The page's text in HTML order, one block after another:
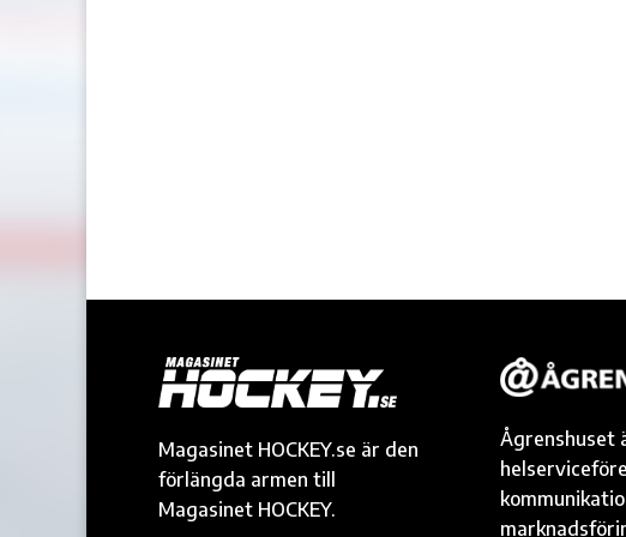
Magasinet HOCKEY.se är den
förlängda armen till
Magasinet HOCKEY.
Ågrenshuset